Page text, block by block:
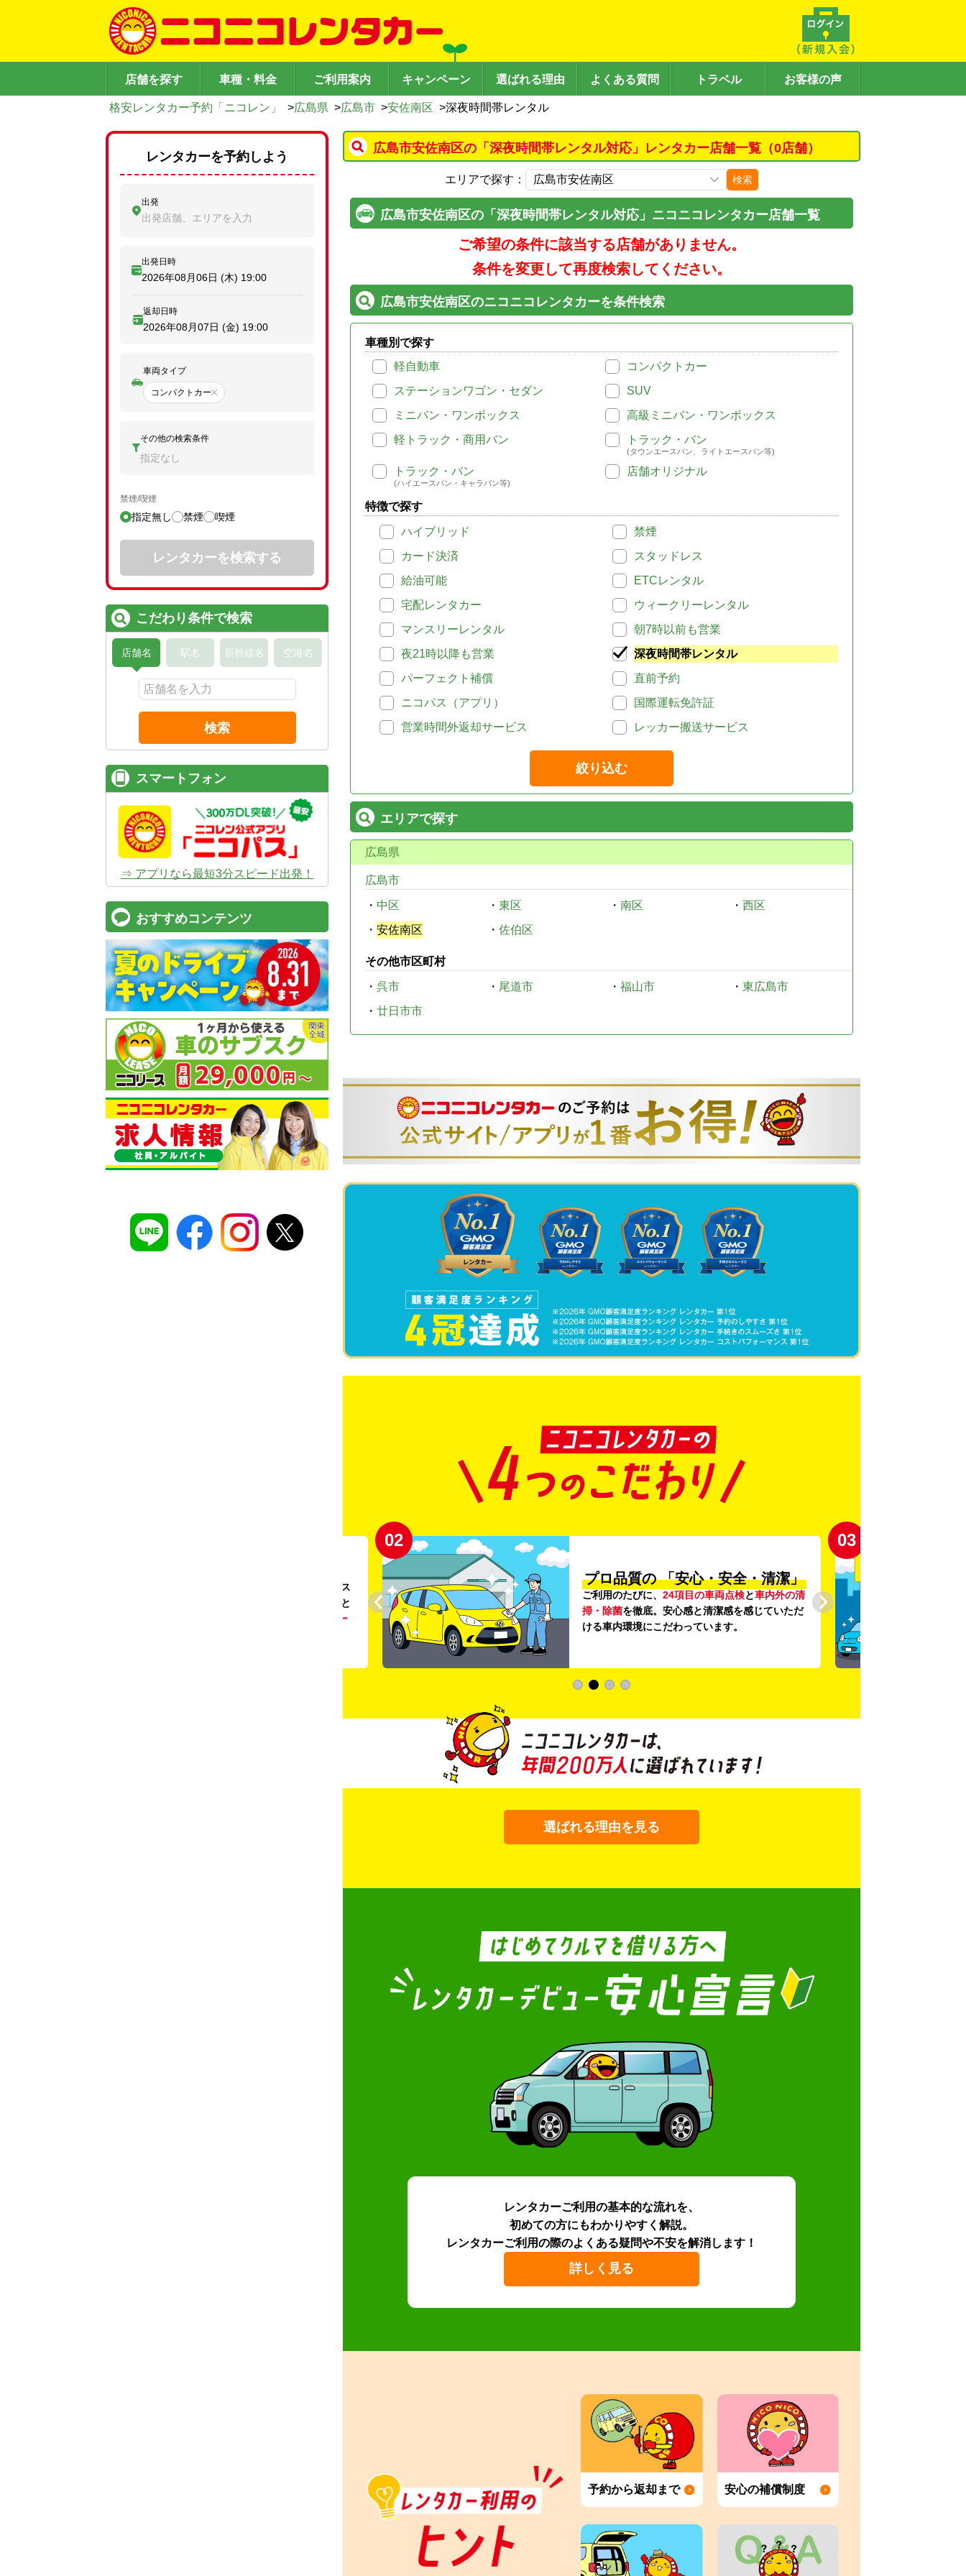
店舗を探す 車種・料金 ご利用案内 キャンペーン 選ばれる理由 よくある質問 トラベル お客様の声
格安レンタカー予約「ニコレン」 >広島県 >広島市 >安佐南区 >深夜時間帯レンタル
広島市安佐南区の「深夜時間帯レンタル対応」レンタカー店舗一覧（0店舗）
エリアで探す： 検索
広島市安佐南区の「深夜時間帯レンタル対応」ニコニコレンタカー店舗一覧
ご希望の条件に該当する店舗がありません。
条件を変更して再度検索してください。
広島市安佐南区のニコニコレンタカーを条件検索
車種別で探す
軽自動車
コンパクトカー
ステーションワゴン・セダン
SUV
ミニバン・ワンボックス
高級ミニバン・ワンボックス
軽トラック・商用バン
トラック・バン
(タウンエースバン、ライトエースバン等)
トラック・バン
(ハイエースバン・キャラバン等)
店舗オリジナル
特徴で探す
ハイブリッド
禁煙
カード決済
スタッドレス
給油可能
ETCレンタル
宅配レンタカー
ウィークリーレンタル
マンスリーレンタル
朝7時以前も営業
夜21時以降も営業
深夜時間帯レンタル
パーフェクト補償
直前予約
ニコパス（アプリ）
国際運転免許証
営業時間外返却サービス
レッカー搬送サービス
絞り込む
エリアで探す
広島県
広島市
・ 中区 ・ 東区 ・ 南区 ・ 西区
・ 安佐南区 ・ 佐伯区
その他市区町村
・ 呉市 ・ 尾道市 ・ 福山市 ・ 東広島市
・ 廿日市市
。ガソリンス
タンドや整備工場の既存インフラを活用すること
リー
02
プロ品質の 「安心・安全・清潔」
ご利用のたびに、 24項目の車両点検と車内外の清
掃・除菌を徹底。安心感と清潔感を感じていただ
ける車内環境にこだわっています。
03
選ばれる理由を見る
レンタカーご利用の基本的な流れを、
初めての方にもわかりやすく解説。
レンタカーご利用の際のよくある疑問や不安を解消します！
詳しく見る
予約から返却まで 安心の補償制度
レンタカーを予約しよう
出発
出発店舗、エリアを入力
出発日時
2026年08月06日 (木) 19:00
返却日時
2026年08月07日 (金) 19:00
車両タイプ
コンパクトカー
その他の検索条件
指定なし
禁煙/喫煙
指定無し 禁煙 喫煙
レンタカーを検索する
こだわり条件で検索
店舗名 駅名 新幹線名 空港名
検索
スマートフォン
⇒ アプリなら最短3分スピード出発！
おすすめコンテンツ